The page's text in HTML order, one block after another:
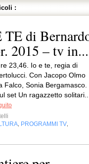
:
TE di
2015 – tv in...
23,46. Io e te, regia di
Con Jacopo Olmo
Falco, Sonia Bergamasco.
set Un ragazzetto
PROGRAMMI TV